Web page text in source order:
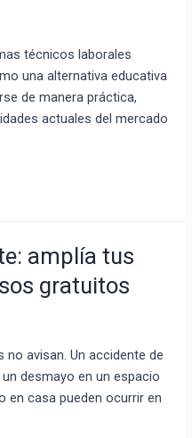
técnicos laborales
una alternativa educativa
de manera práctica,
actuales del mercado
amplía tus
gratuitos
no avisan. Un accidente de
desmayo en un espacio
en casa pueden ocurrir en